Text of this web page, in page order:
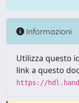
Informazioni
Utilizza questo
link a questo
https://